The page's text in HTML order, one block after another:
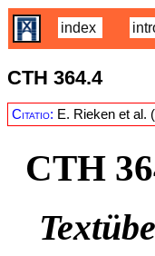
index
CTH 364.4
Citatio: E. Rieken et al.
CTH